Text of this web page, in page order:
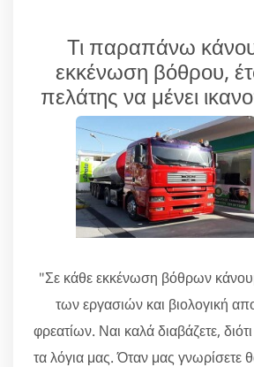
Τι παραπάνω
εκκένωση βόθρου,
πελάτης να μένει
"Σε κάθε εκκένωση βόθρων
των εργασιών και βιολογική
φρεατίων. Ναι καλά διαβάζετε,
τα λόγια μας. Όταν μας γνωρίσετε